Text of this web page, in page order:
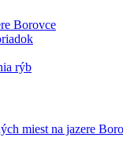
Borovce
rýb
miest na jazere